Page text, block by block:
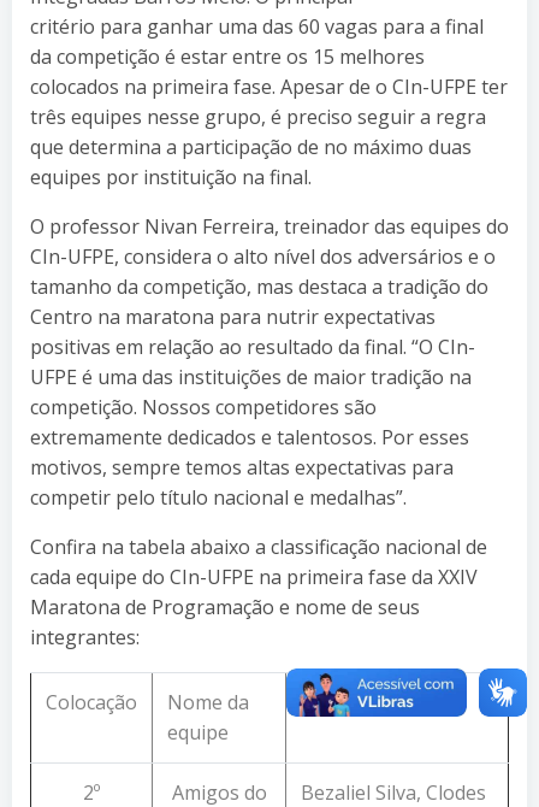
critério para ganhar uma das 60 vagas para a final
da competição é estar entre os 15 melhores
colocados na primeira fase. Apesar de o CIn-UFPE ter
três equipes nesse grupo, é preciso seguir a regra
que determina a participação de no máximo duas
equipes por instituição na final.
O professor Nivan Ferreira, treinador das equipes do
CIn-UFPE, considera o alto nível dos adversários e o
tamanho da competição, mas destaca a tradição do
Centro na maratona para nutrir expectativas
positivas em relação ao resultado da final. “O CIn-
UFPE é uma das instituições de maior tradição na
competição. Nossos competidores são
extremamente dedicados e talentosos. Por esses
motivos, sempre temos altas expectativas para
competir pelo título nacional e medalhas”.
Confira na tabela abaixo a classificação nacional de
cada equipe do CIn-UFPE na primeira fase da XXIV
Maratona de Programação e nome de seus
integrantes:
Colocação
Nome da
equipe
Integrantes
2º
Amigos do
Bezaliel Silva, Clodes